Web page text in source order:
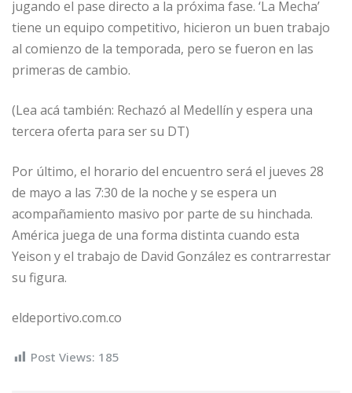
jugando el pase directo a la próxima fase. ‘La Mecha’
tiene un equipo competitivo, hicieron un buen trabajo
al comienzo de la temporada, pero se fueron en las
primeras de cambio.
(Lea acá también: Rechazó al Medellín y espera una
tercera oferta para ser su DT)
Por último, el horario del encuentro será el jueves 28
de mayo a las 7:30 de la noche y se espera un
acompañamiento masivo por parte de su hinchada.
América juega de una forma distinta cuando esta
Yeison y el trabajo de David González es contrarrestar
su figura.
eldeportivo.com.co
Post Views: 185